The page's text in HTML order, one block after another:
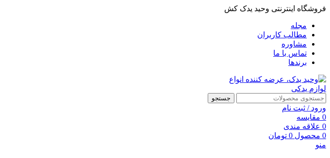
فروشگاه اینترنتی وحید یدک کش
مجله
مطالب کاربران
مشاوره
تماس با ما
برندها
جستجو
ورود / ثبت نام
0 مقایسه
0 علاقه مندی
0 محصول 0 تومان
منو